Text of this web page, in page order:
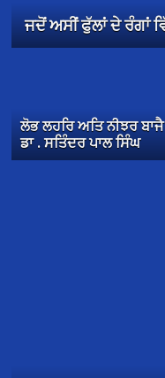
ਜਦੋਂ ਅਸੀਂ ਫੁੱਲਾਂ ਦੇ ਰੰਗਾਂ
ਲੋਭ ਲਹਰਿ ਅਤਿ ਨੀਝਰ
ਡਾ . ਸਤਿੰਦਰ ਪਾਲ ਸਿੰਘ